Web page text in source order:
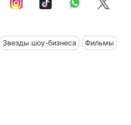
Звезды шоу-бизнеса Фильмы